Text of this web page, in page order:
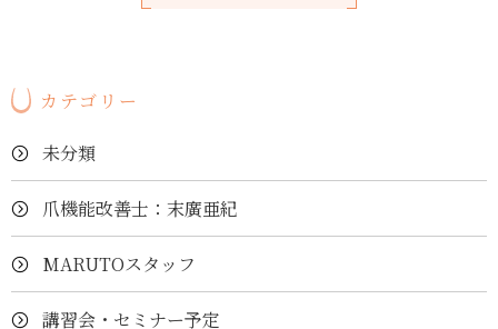
カテゴリー
未分類
爪機能改善士：末廣亜紀
MARUTOスタッフ
講習会・セミナー予定